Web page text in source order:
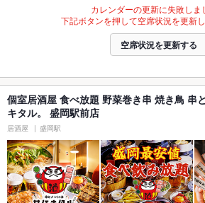
カレンダーの更新に失敗しま
下記ボタンを押して空席状況を更新し
空席状況を更新する
個室居酒屋 食べ放題 野菜巻き串 焼き鳥 串
キタル。 盛岡駅前店
居酒屋 盛岡駅